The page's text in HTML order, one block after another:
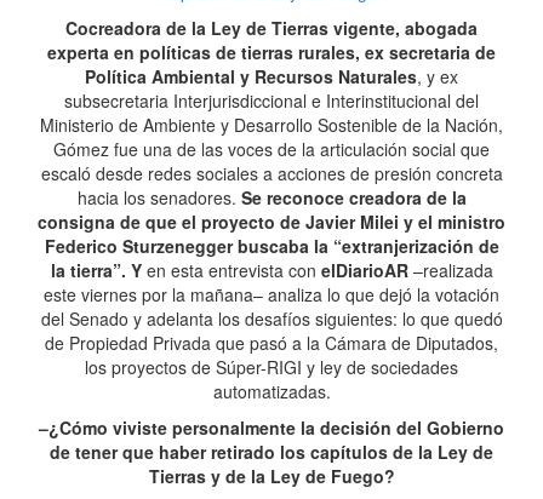
Cocreadora de la Ley de Tierras vigente, abogada
experta en políticas de tierras rurales, ex secretaria de
Política Ambiental y Recursos Naturales, y ex
subsecretaria Interjurisdiccional e Interinstitucional del
Ministerio de Ambiente y Desarrollo Sostenible de la Nación,
Gómez fue una de las voces de la articulación social que
escaló desde redes sociales a acciones de presión concreta
hacia los senadores. Se reconoce creadora de la
consigna de que el proyecto de Javier Milei y el ministro
Federico Sturzenegger buscaba la “extranjerización de
la tierra”. Y en esta entrevista con elDiarioAR–realizada
este viernes por la mañana– analiza lo que dejó la votación
del Senado y adelanta los desafíos siguientes: lo que quedó
de Propiedad Privada que pasó a la Cámara de Diputados,
los proyectos de Súper-RIGI y ley de sociedades
automatizadas.
–¿Cómo viviste personalmente la decisión del Gobierno
de tener que haber retirado los capítulos de la Ley de
Tierras y de la Ley de Fuego?